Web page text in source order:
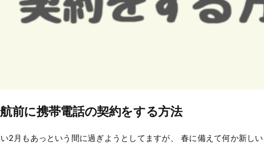
前に携帯電話の契約をする方法
2月もあっという間に過ぎようとしてますが、 春に備えて何か新し